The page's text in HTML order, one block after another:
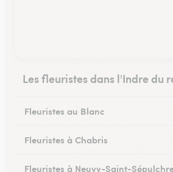
Les fleuristes dans l'Indre du
Fleuristes au Blanc
Fleuristes à Chabris
Fleuristes à Neuvy-Saint-